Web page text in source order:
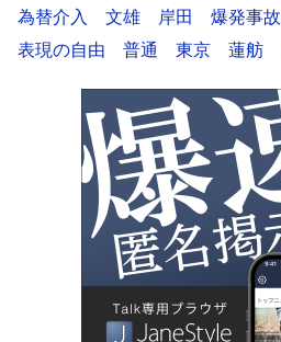
為替介入
文雄 岸田 爆発事故
表現の自由
普通 東京 蓮舫